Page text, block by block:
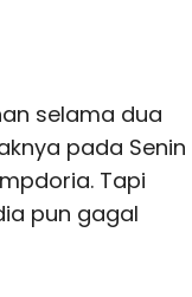
selama dua
pada Senin
Tapi
pun gagal